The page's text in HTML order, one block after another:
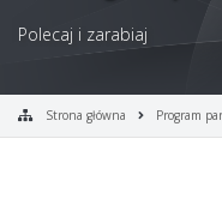
Polecaj i zarabiaj
Strona główna Program